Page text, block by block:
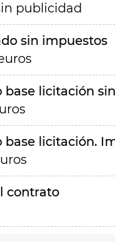
publicidad
sin impuestos
base licitación
base licitación.
contrato